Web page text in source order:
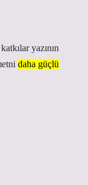
yazının
daha güçlü